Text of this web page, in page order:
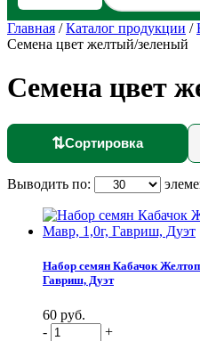
Главная /Каталог продукции /
Семена цвет желтый/зеленый
Семена цвет
⇅Сортировка
Выводить по:
Набор семян Кабачок
Гавриш, Дуэт
60 руб.
-
+